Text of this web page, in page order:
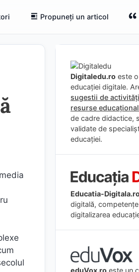
Propuneți un articol
Digitaledu.ro este
educației digitale.
sugestii de
resurse
de cadre didactice,
validate de
educației.
Educatia-
digitală,
digitalizarea
eduVox.ro este un